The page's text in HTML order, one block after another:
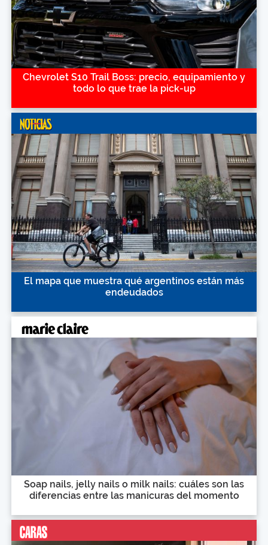
Chevrolet S10 Trail Boss: precio, equipamiento y
todo lo que trae la pick-up
El mapa que muestra qué argentinos están más
endeudados
Soap nails, jelly nails o milk nails: cuáles son las
diferencias entre las manicuras del momento